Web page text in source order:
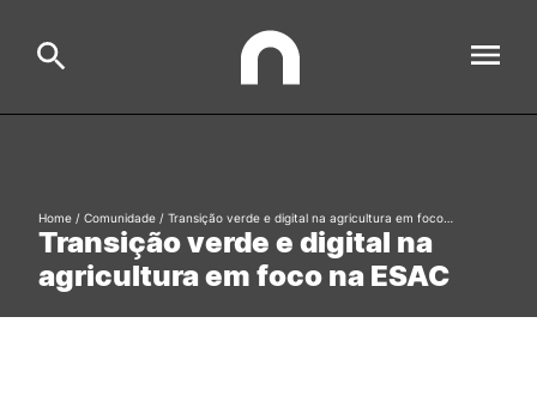
Estudar
Formative Offer General
Transição verde e digital na
agricultura em foco na ESAC
Home / Comunidade / Transição verde e digital na agricultura em foco…